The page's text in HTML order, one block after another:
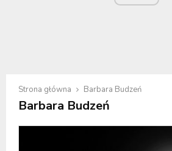
Strona główna Barbara Budzeń
Barbara Budzeń